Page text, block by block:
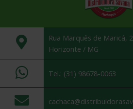
Rua Marquês de Maricá,
Horizonte / MG
Tel.: (31) 98678-0063